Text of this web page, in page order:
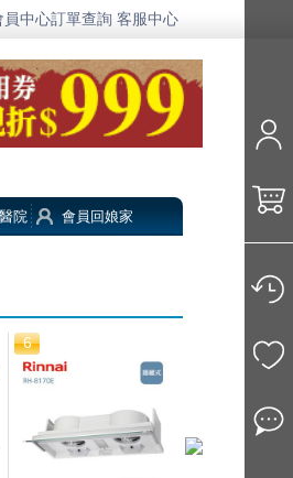
員中心訂單查詢 客服中心
院 會員回娘家
6